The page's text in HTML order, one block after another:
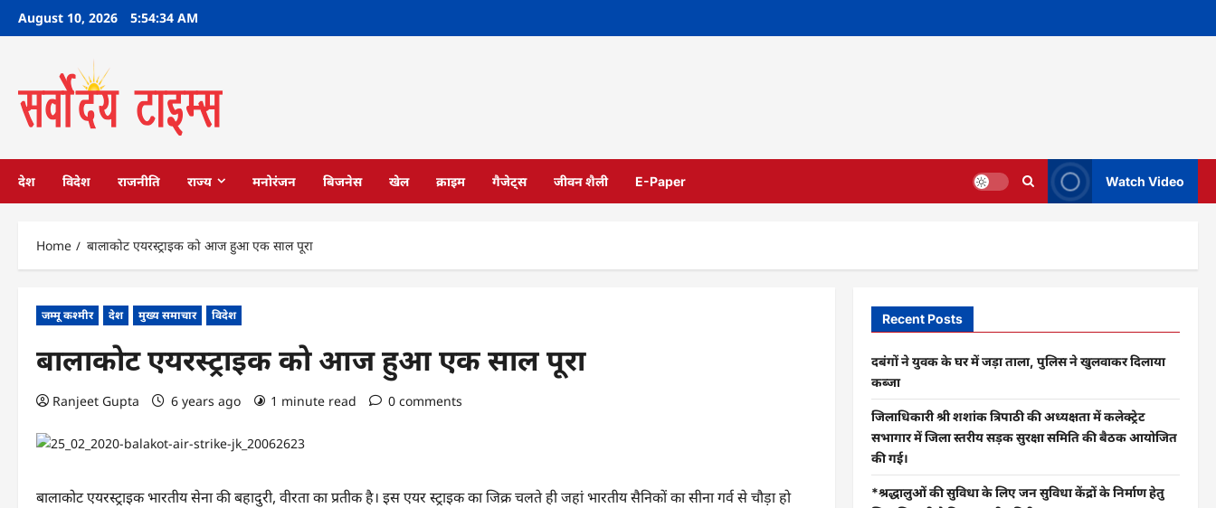
SkipAugust 10, 2026 5:54:35 AM
देश विदेश राजनीति राज्य मनोरंजन बिजनेस खेल क्राइम गैजेट्स जीवन शैली E-Paper Watch Video
Home बालाकोट एयरस्ट्राइक को आज हुआ एक साल पूरा
जम्मू कश्मीर देश मुख्य समाचार विदेश
बालाकोट एयरस्ट्राइक को आज हुआ एक साल पूरा
Ranjeet Gupta 6 years ago 1 minute read 0 comments
बालाकोट एयरस्ट्राइक भारतीय सेना की बहादुरी, वीरता का प्रतीक है। इस एयर स्ट्राइक का जिक्र चलते ही जहां भारतीय सैनिकों का सीना गर्व से चौड़ा हो
Recent Posts
दबंगों ने युवक के घर में जड़ा ताला, पुलिस ने खुलवाकर दिलाया
कब्जा
जिलाधिकारी श्री शशांक त्रिपाठी की अध्यक्षता में कलेक्ट्रेट
सभागार में जिला स्तरीय सड़क सुरक्षा समिति की बैठक आयोजित
की गई।
*श्रद्धालुओं की सुविधा के लिए जन सुविधा केंद्रों के निर्माण हेतु